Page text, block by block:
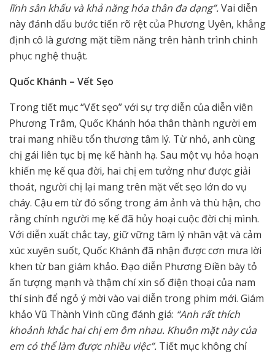
lĩnh sân khấu và khả năng hóa thân đa dạng”.Vai diễn
này đánh dấu bước tiến rõ rệt của Phương Uyên, khẳng
định cô là gương mặt tiềm năng trên hành trình chinh
phục nghệ thuật.
Quốc Khánh – Vết Sẹo
Trong tiết mục “Vết sẹo” với sự trợ diễn của diễn viên
Phương Trâm, Quốc Khánh hóa thân thành người em
trai mang nhiều tổn thương tâm lý. Từ nhỏ, anh cùng
chị gái liên tục bị mẹ kế hành hạ. Sau một vụ hỏa hoạn
khiến mẹ kế qua đời, hai chị em tưởng như được giải
thoát, người chị lại mang trên mặt vết sẹo lớn do vụ
cháy. Cậu em từ đó sống trong ám ảnh và thù hận, cho
rằng chính người mẹ kế đã hủy hoại cuộc đời chị mình.
Với diễn xuất chắc tay, giữ vững tâm lý nhân vật và cảm
xúc xuyên suốt, Quốc Khánh đã nhận được cơn mưa lời
khen từ ban giám khảo. Đạo diễn Phương Điền bày tỏ
ấn tượng mạnh và thậm chí xin số điện thoại của nam
thí sinh để ngỏ ý mời vào vai diễn trong phim mới. Giám
khảo Vũ Thành Vinh cũng đánh giá: “Anh rất thích
khoảnh khắc hai chị em ôm nhau. Khuôn mặt này của
em có thể làm được nhiều việc”. Tiết mục không chỉ